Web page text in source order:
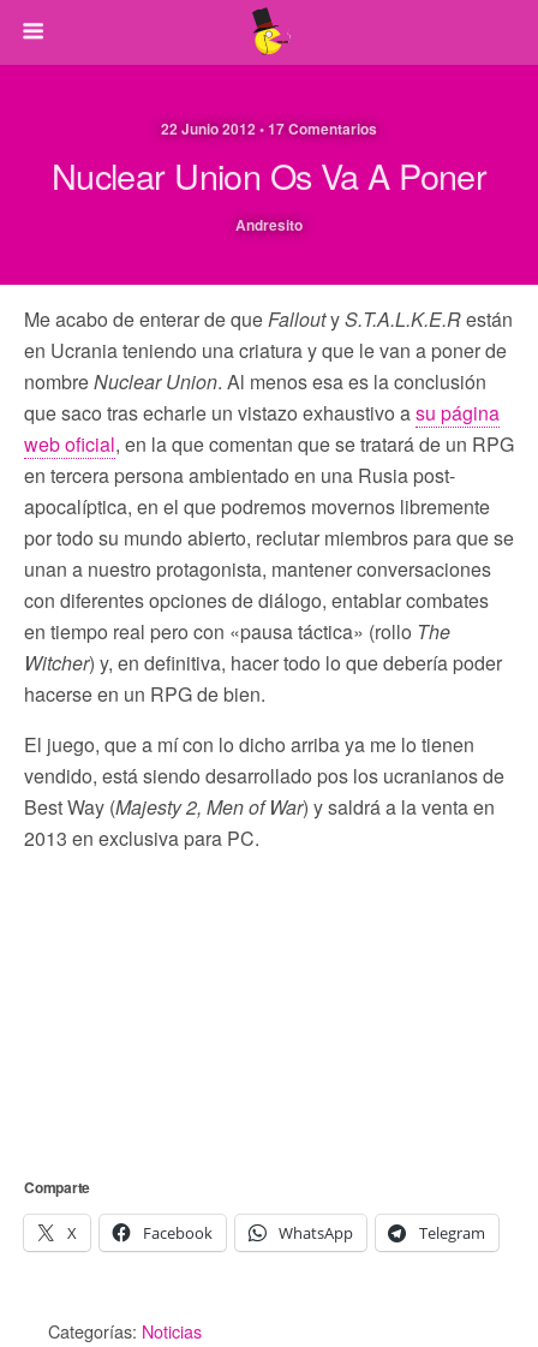
22 Junio 2012 • 17 Comentarios
Nuclear Union Os Va A Poner
Andresito
Me acabo de enterar de queFalloutyS.T.A.L.K.E.Restán
en Ucrania teniendo una criatura y que le van a poner de
nombreNuclear Union. Al menos esa es la conclusión
que saco tras echarle un vistazo exhaustivo asu página
web oficial, en la que comentan que se tratará de un RPG
en tercera persona ambientado en una Rusia post-
apocalíptica, en el que podremos movernos libremente
por todo su mundo abierto, reclutar miembros para que se
unan a nuestro protagonista, mantener conversaciones
con diferentes opciones de diálogo, entablar combates
en tiempo real pero con «pausa táctica» (rollo The
Witcher) y, en definitiva, hacer todo lo que debería poder
hacerse en un RPG de bien.
El juego, que a mí con lo dicho arriba ya me lo tienen
vendido, está siendo desarrollado pos los ucranianos de
Best Way (Majesty 2, Men of War) y saldrá a la venta en
2013 en exclusiva para PC.
Comparte
X Facebook WhatsApp Telegram
Categorías: Noticias